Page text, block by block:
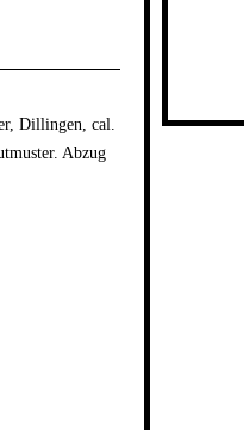
Dillingen, cal.
Abzug